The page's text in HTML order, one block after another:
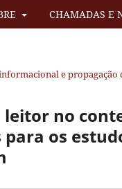
CHAMADAS E
informacional e
no
para os